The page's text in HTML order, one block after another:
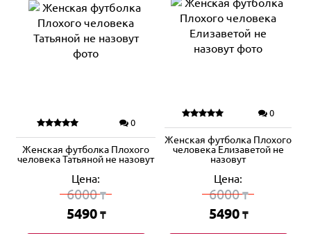
0
Женская футболка Плохого
человека Татьяной не назовут
Цена:
6000₸
5490 ₸
0
Женская футболка Плохого
человека Елизаветой не
назовут
Цена:
6000₸
5490 ₸